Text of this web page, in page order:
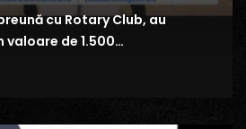
cu Rotary Club, au
valoare de 1.500…